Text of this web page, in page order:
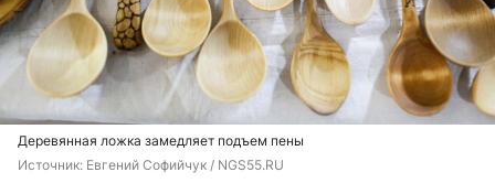
Деревянная ложка замедляет подъем пены
Источник: Евгений Софийчук / NGS55.RU